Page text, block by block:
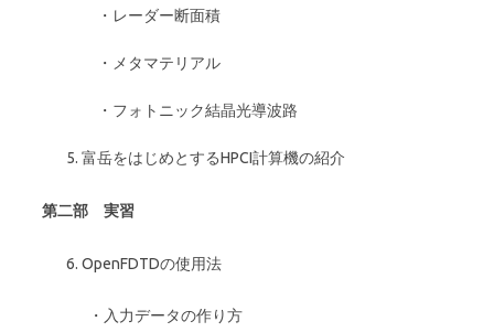
・レーダー断面積
・メタマテリアル
・フォトニック結晶光導波路
富岳をはじめとするHPCI計算機の紹介
第二部 実習
OpenFDTDの使用法
・入力データの作り方